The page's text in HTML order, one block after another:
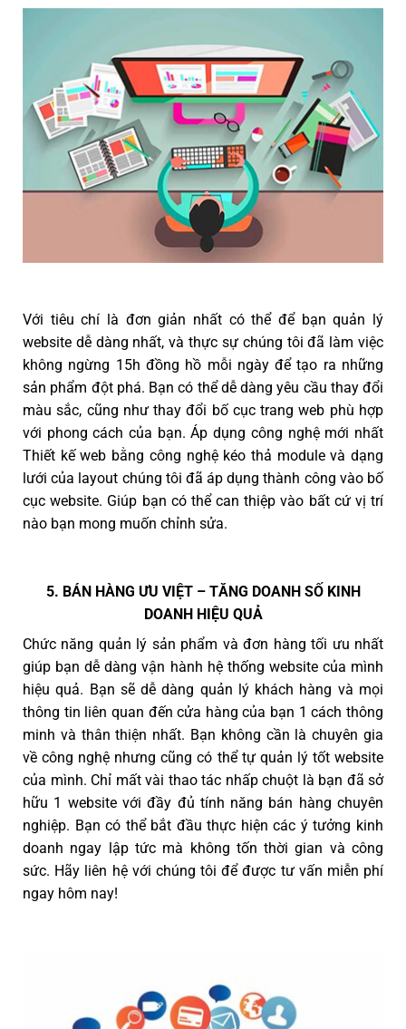
Với tiêu chí là đơn giản nhất có thể để bạn quản lý
website dễ dàng nhất, và thực sự chúng tôi đã làm việc
không ngừng 15h đồng hồ mỗi ngày để tạo ra những
sản phẩm đột phá. Bạn có thể dễ dàng yêu cầu thay đổi
màu sắc, cũng như thay đổi bố cục trang web phù hợp
với phong cách của bạn. Áp dụng công nghệ mới nhất
Thiết kế web bằng công nghệ kéo thả module và dạng
lưới của layout chúng tôi đã áp dụng thành công vào bố
cục website. Giúp bạn có thể can thiệp vào bất cứ vị trí
nào bạn mong muốn chỉnh sửa.
5. BÁN HÀNG ƯU VIỆT – TĂNG DOANH SỐ KINH
DOANH HIỆU QUẢ
Chức năng quản lý sản phẩm và đơn hàng tối ưu nhất
giúp bạn dễ dàng vận hành hệ thống website của mình
hiệu quả. Bạn sẽ dễ dàng quản lý khách hàng và mọi
thông tin liên quan đến cửa hàng của bạn 1 cách thông
minh và thân thiện nhất. Bạn không cần là chuyên gia
về công nghệ nhưng cũng có thể tự quản lý tốt website
của mình. Chỉ mất vài thao tác nhấp chuột là bạn đã sở
hữu 1 website với đầy đủ tính năng bán hàng chuyên
nghiệp. Bạn có thể bắt đầu thực hiện các ý tưởng kinh
doanh ngay lập tức mà không tốn thời gian và công
sức. Hãy liên hệ với chúng tôi để được tư vấn miễn phí
ngay hôm nay!